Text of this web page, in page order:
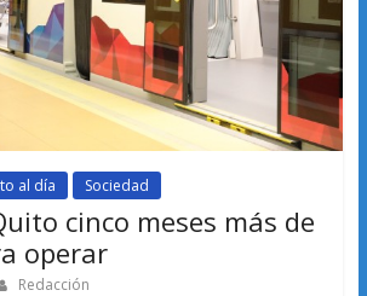
al día Sociedad
cinco meses más de
operar
Redacción